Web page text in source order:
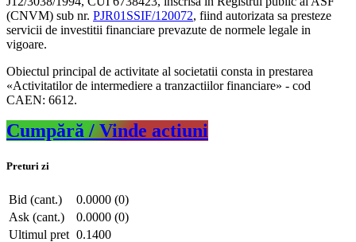
(CNVM) sub nr. PJR01SSIF/120072, fiind autorizata sa presteze
servicii de investitii financiare prevazute de normele legale in
vigoare.
Obiectul principal de activitate al societatii consta in prestarea
«Activitatilor de intermediere a tranzactiilor financiare» - cod
CAEN: 6612.
Cumpără / Vinde actiuni
Preturi zi
Bid (cant.)
0.0000 (0)
Ask (cant.)
0.0000 (0)
Ultimul pret 0.1400